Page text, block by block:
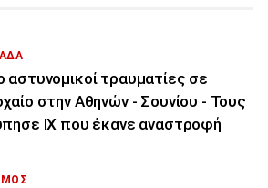
αστυνομικοί τραυματίες σε
στην Αθηνών - Σουνίου - Τους
ΙΧ που έκανε αναστροφή